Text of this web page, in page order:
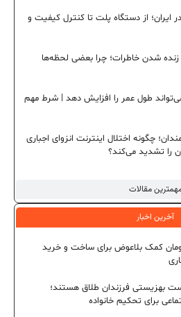
مقالات
ایران؛ از دستگاه پلت تا کنترل کیفیت و
شدن خاطرات؛ چرا بعضی لحظه‌ها
طول عمر را افزایش دهد | شرط مهم
چگونه اختلال اینترنت انزوای اجباری
را تشدید می‌کند؟
آخرین اخبار
تومان کمک بلاعوض برای ساخت و خرید
بهزیستی فرزندان طلاق هستند؛
برای تحکیم خانواده